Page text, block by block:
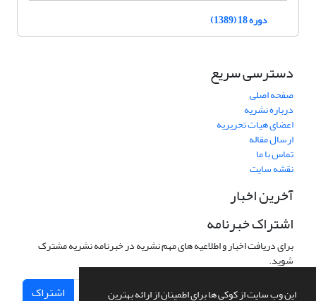
این وب سایت از کوکی ها برای اطمینان از ارائه بهترین
دوره 18 (1389)
دسترسی سریع
صفحه اصلی
درباره نشریه
اعضای هیات تحریریه
ارسال مقاله
تماس با ما
نقشه سایت
آخرین اخبار
اشتراک خبرنامه
برای دریافت اخبار و اطلاعیه های مهم نشریه در خبرنامه نشریه مشترک
شوید.
اشتراک